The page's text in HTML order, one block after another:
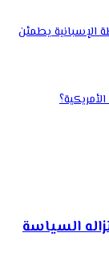
الإسبانية يطمئن
السياسة